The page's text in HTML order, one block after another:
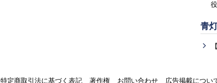
青
特定商取引法に基づく表記 著作権 お問い合わせ 広告掲載につい